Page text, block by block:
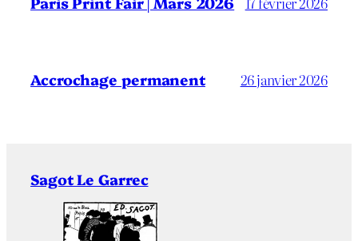
Accrochage permanent 26 janvier 2026
Sagot Le Garrec